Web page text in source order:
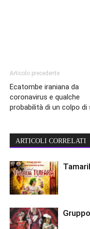
Articolo precedente
Ecatombe iraniana da
coronavirus e qualche
probabilità di un colpo
ARTICOLI CORRELATI